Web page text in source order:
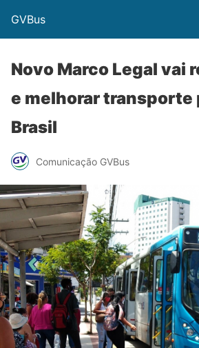
GVBus
Novo Marco Legal vai
e melhorar transporte
Brasil
Comunicação GVBus